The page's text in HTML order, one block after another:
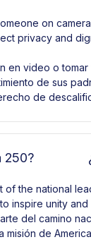
on
privacy and
en video o
de sus
de
250?
of the national
inspire unity
del camino
misión de